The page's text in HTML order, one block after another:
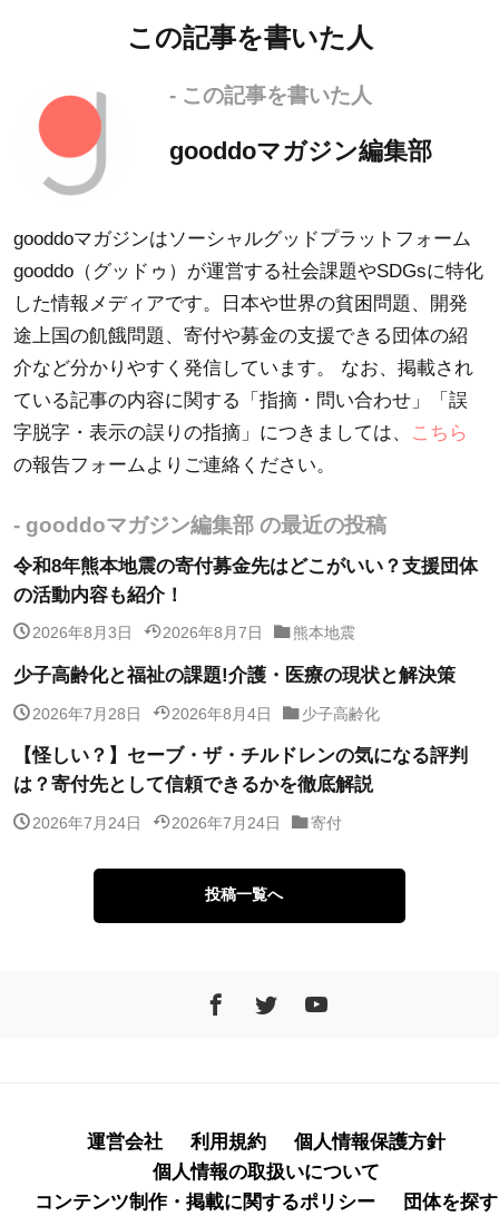
この記事を書いた人
- この記事を書いた人
gooddoマガジン編集部
gooddoマガジンはソーシャルグッドプラットフォーム
gooddo（グッドゥ）が運営する社会課題やSDGsに特化
した情報メディアです。日本や世界の貧困問題、開発
途上国の飢餓問題、寄付や募金の支援できる団体の紹
介など分かりやすく発信しています。 なお、掲載され
ている記事の内容に関する「指摘・問い合わせ」「誤
字脱字・表示の誤りの指摘」につきましては、
こちら
の報告フォームよりご連絡ください。
- gooddoマガジン編集部 の最近の投稿
令和8年熊本地震の寄付募金先はどこがいい？支援団体
の活動内容も紹介！
2026年8月3日 2026年8月7日 熊本地震
少子高齢化と福祉の課題!介護・医療の現状と解決策
2026年7月28日 2026年8月4日 少子高齢化
【怪しい？】セーブ・ザ・チルドレンの気になる評判
は？寄付先として信頼できるかを徹底解説
2026年7月24日 2026年7月24日 寄付
投稿一覧へ
運営会社 利用規約
個人情報保護方針
個人情報の取扱いについて
コンテンツ制作・掲載に関するポリシー
団体を探す